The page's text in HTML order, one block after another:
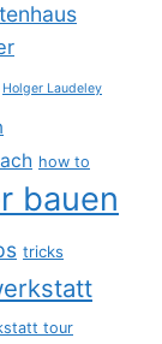
Holger Laudeley
how to
bauen
tricks
tour